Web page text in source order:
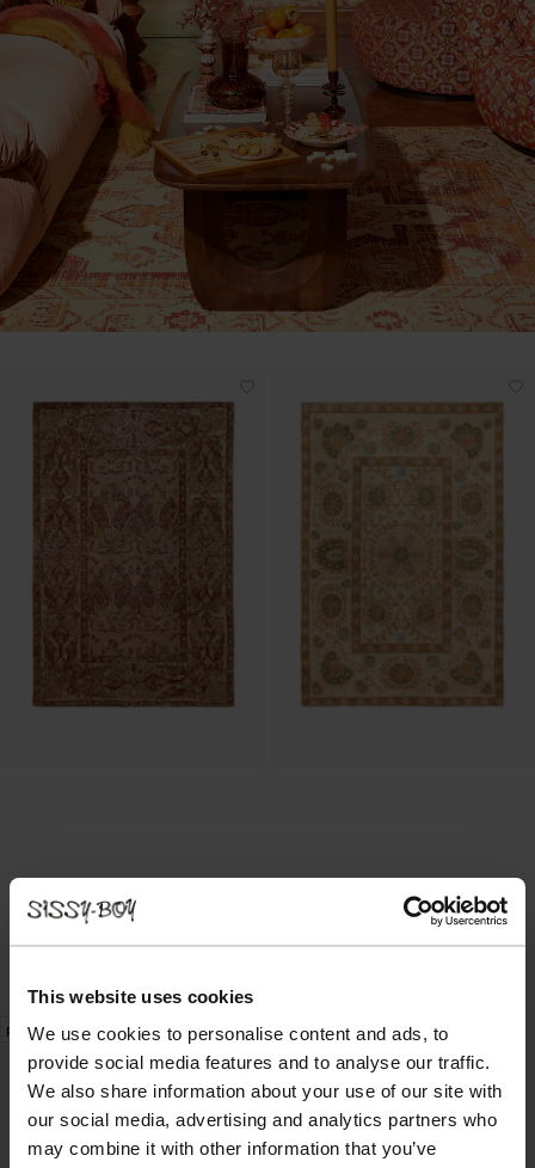
This website uses cookies
We use cookies to personalise content and ads, to
provide social media features and to analyse our traffic.
We also share information about your use of our site with
our social media, advertising and analytics partners who
may combine it with other information that you’ve
Multicolour vloerkleed met print
269.00
Multicolour vloerkleed met print
269.00
pre-order